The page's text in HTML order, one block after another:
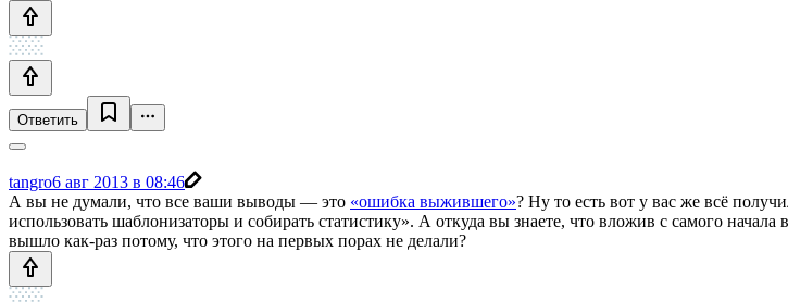
Ответить
tangro6 авг 2013 в 08:46
А вы не думали, что все ваши выводы — это «ошибка выжившего»? Ну то есть вот у вас же всё
использовать шаблонизаторы и собирать статистику». А откуда вы знаете, что вложив с самого
вышло как-раз потому, что этого на первых порах не делали?